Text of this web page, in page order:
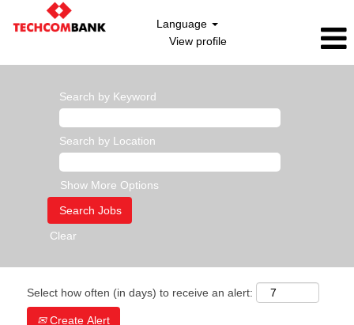
Language
View profile
Search by Keyword
Search by Location
Show More Options
Clear
Select how often (in days) to receive an alert:
Create Alert